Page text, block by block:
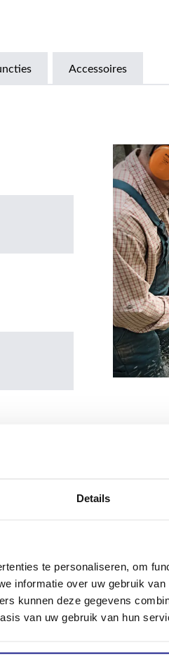
Details
te personaliseren, om
informatie over uw gebruik
kunnen deze gegevens
van uw gebruik van hun
Accessoires